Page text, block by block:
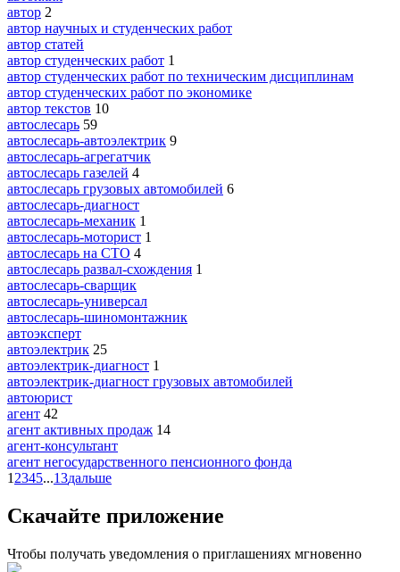
автор 2
автор научных и студенческих работ
автор статей
автор студенческих работ 1
автор студенческих работ по техническим дисциплинам
автор студенческих работ по экономике
автор текстов 10
автослесарь 59
автослесарь-автоэлектрик 9
автослесарь-агрегатчик
автослесарь газелей 4
автослесарь грузовых автомобилей 6
автослесарь-диагност
автослесарь-механик 1
автослесарь-моторист 1
автослесарь на СТО 4
автослесарь развал-схождения 1
автослесарь-сварщик
автослесарь-универсал
автослесарь-шиномонтажник
автоэксперт
автоэлектрик 25
автоэлектрик-диагност 1
автоэлектрик-диагност грузовых автомобилей
автоюрист
агент 42
агент активных продаж 14
агент-консультант
агент негосударственного пенсионного фонда
1 2345...13дальше
Скачайте приложение
Чтобы получать уведомления о приглашениях мгновенно